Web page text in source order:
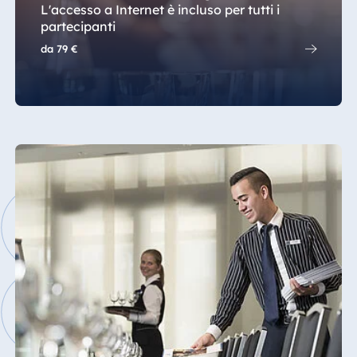
L'accesso a Internet è incluso per tutti i
partecipanti
da79 €